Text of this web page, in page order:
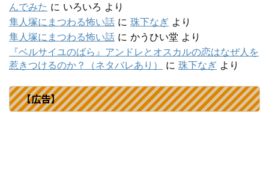
んでみた に いろいろ より
隼人塚にまつわる怖い話 に 珠下なぎ より
隼人塚にまつわる怖い話 に かうひい堂 より
『ベルサイユのばら』アンドレとオスカルの恋はなぜ人を
惹きつけるのか？（ネタバレあり）
に 珠下なぎ より
【広告】